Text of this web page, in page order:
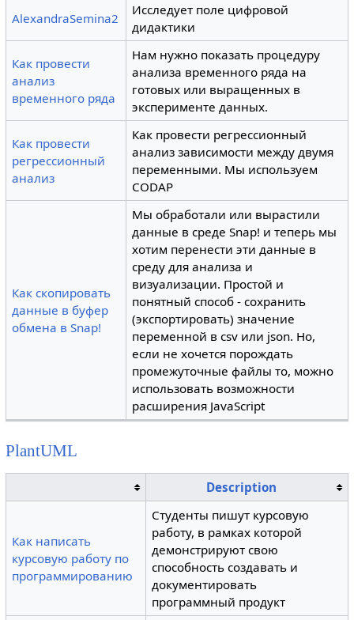
AlexandraSemina2
Исследует поле цифровой
дидактики
Как провести
анализ
временного ряда
Нам нужно показать процедуру
анализа временного ряда на
готовых или выращенных в
эксперименте данных.
Как провести
регрессионный
анализ
Как провести регрессионный
анализ зависимости между двумя
переменными. Мы используем
CODAP
Как скопировать
данные в буфер
обмена в Snap!
Мы обработали или вырастили
данные в среде Snap! и теперь мы
хотим перенести эти данные в
среду для анализа и
визуализации. Простой и
понятный способ - сохранить
(экспортировать) значение
переменной в csv или json. Но,
если не хочется порождать
промежуточные файлы то, можно
использовать возможности
расширения JavaScript
PlantUML
Description
Как написать
курсовую работу по
программированию
Студенты пишут курсовую
работу, в рамках которой
демонстрируют свою
способность создавать и
документировать
программный продукт